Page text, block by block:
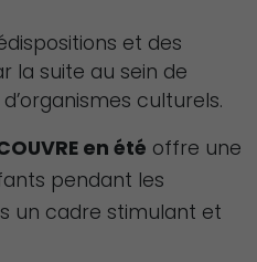
et des
la suite au sein de
culturels.
en été offre une
pendant les
un cadre stimulant et